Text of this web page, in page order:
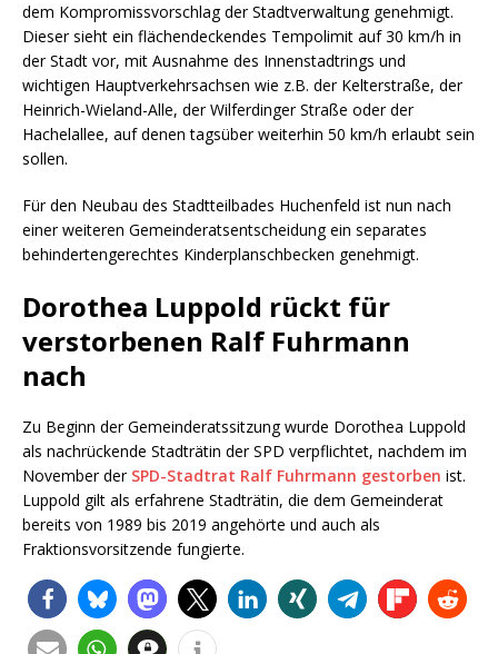
dem Kompromissvorschlag der Stadtverwaltung genehmigt.
Dieser sieht ein flächendeckendes Tempolimit auf 30 km/h in
der Stadt vor, mit Ausnahme des Innenstadtrings und
wichtigen Hauptverkehrsachsen wie z.B. der Kelterstraße, der
Heinrich-Wieland-Alle, der Wilferdinger Straße oder der
Hachelallee, auf denen tagsüber weiterhin 50 km/h erlaubt sein
sollen.
Für den Neubau des Stadtteilbades Huchenfeld ist nun nach
einer weiteren Gemeinderatsentscheidung ein separates
behindertengerechtes Kinderplanschbecken genehmigt.
Dorothea Luppold rückt für
verstorbenen Ralf Fuhrmann
nach
Zu Beginn der Gemeinderatssitzung wurde Dorothea Luppold
als nachrückende Stadträtin der SPD verpflichtet, nachdem im
November der SPD-Stadtrat Ralf Fuhrmann gestorben ist.
Luppold gilt als erfahrene Stadträtin, die dem Gemeinderat
bereits von 1989 bis 2019 angehörte und auch als
Fraktionsvorsitzende fungierte.